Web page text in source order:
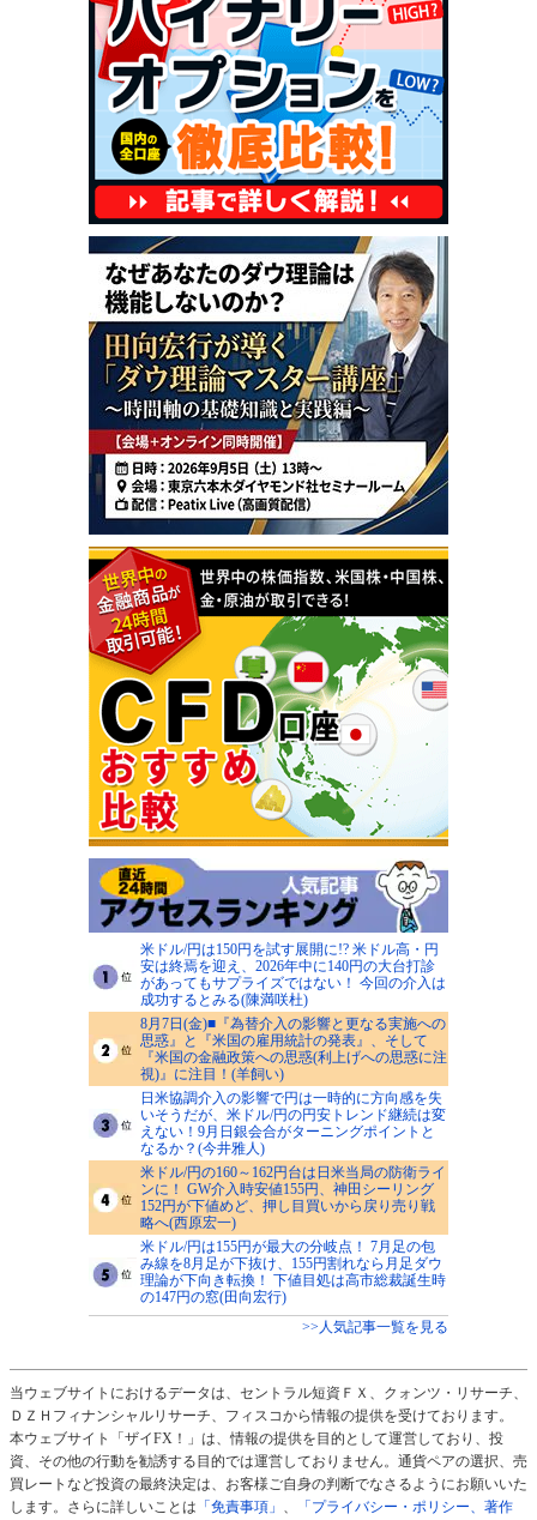
米ドル/円は150円を試す展開に!? 米ドル高・円
安は終焉を迎え、2026年中に140円の大台打診
があってもサプライズではない！ 今回の介入は
成功するとみる(陳満咲杜)
8月7日(金)■『為替介入の影響と更なる実施への
思惑』と『米国の雇用統計の発表』、そして
『米国の金融政策への思惑(利上げへの思惑に注
視)』に注目！(羊飼い)
日米協調介入の影響で円は一時的に方向感を失
いそうだが、米ドル/円の円安トレンド継続は変
えない！9月日銀会合がターニングポイントと
なるか？(今井雅人)
米ドル/円の160～162円台は日米当局の防衛ライ
ンに！ GW介入時安値155円、神田シーリング
152円が下値めど、押し目買いから戻り売り戦
略へ(西原宏一)
米ドル/円は155円が最大の分岐点！ 7月足の包
み線を8月足が下抜け、155円割れなら月足ダウ
理論が下向き転換！ 下値目処は高市総裁誕生時
の147円の窓(田向宏行)
>>人気記事一覧を見る
当ウェブサイトにおけるデータは、セントラル短資ＦＸ、クォンツ・リサーチ、
ＤＺＨフィナンシャルリサーチ、フィスコから情報の提供を受けております。
本ウェブサイト「ザイFX！」は、情報の提供を目的として運営しており、投
資、その他の行動を勧誘する目的では運営しておりません。通貨ペアの選択、売
買レートなど投資の最終決定は、お客様ご自身の判断でなさるようにお願いいた
します。さらに詳しいことは 「免責事項」 、 「プライバシー・ポリシー、著作